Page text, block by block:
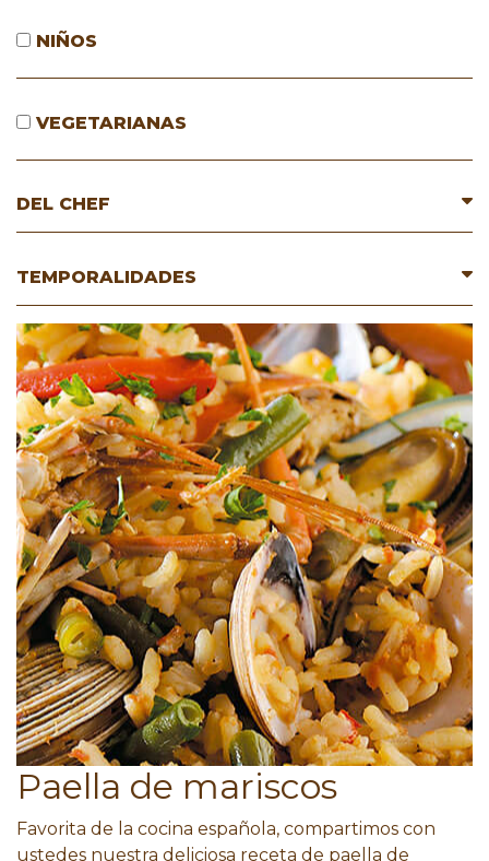
NIÑOS
VEGETARIANAS
DEL CHEF
TEMPORALIDADES
Paella de mariscos
Favorita de la cocina española, compartimos con
ustedes nuestra deliciosa receta de paella de